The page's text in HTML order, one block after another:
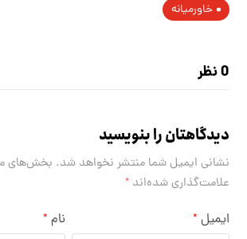
خاورمیانه
0 نظر
دیدگاهتان را بنویسید
نشانی ایمیل شما منتشر نخواهد شد. بخش‌های
علامت‌گذاری شده‌اند*
نام * ایمیل *